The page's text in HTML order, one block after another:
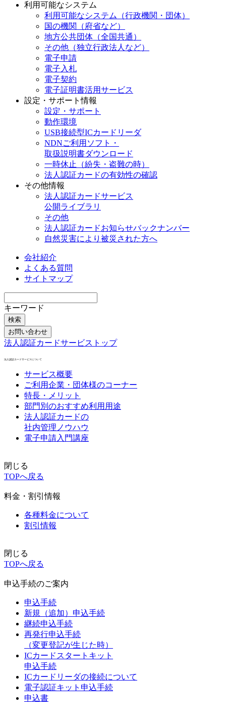
利用可能なシステム
利用可能なシステム（行政機関・団体）
国の機関（府省など）
地方公共団体（全国共通）
その他（独立行政法人など）
電子申請
電子入札
電子契約
電子証明書活用サービス
設定・サポート情報
設定・サポート
動作環境
USB接続型ICカードリーダ
NDNご利用ソフト・
取扱説明書ダウンロード
一時休止（紛失・盗難の時）
法人認証カードの有効性の確認
その他情報
法人認証カードサービス
公開ライブラリ
その他
法人認証カードお知らせバックナンバー
自然災害により被災された方へ
会社紹介
よくある質問
サイトマップ
キーワード
検索
お問い合わせ
法人認証カードサービストップ
法人認証カードサービスについて
サービス概要
ご利用企業・団体様のコーナー
特長・メリット
部門別のおすすめ利用用途
法人認証カードの
社内管理ノウハウ
電子申請入門講座
閉じる
TOPへ戻る
料金・割引情報
各種料金について
割引情報
閉じる
TOPへ戻る
申込手続のご案内
申込手続
新規（追加）申込手続
継続申込手続
再発行申込手続
（変更登記が生じた時）
ICカードスタートキット
申込手続
ICカードリーダの接続について
電子認証キット申込手続
申込書